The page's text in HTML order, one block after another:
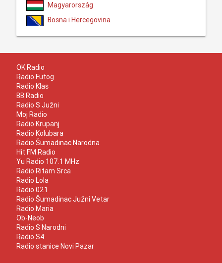
Magyarország
Bosna i Hercegovina
OK Radio
Radio Futog
Radio Klas
BB Radio
Radio S Južni
Moj Radio
Radio Krupanj
Radio Kolubara
Radio Šumadinac Narodna
Hit FM Radio
Yu Radio 107.1 MHz
Radio Ritam Srca
Radio Lola
Radio 021
Radio Šumadinac Južni Vetar
Radio Maria
Ob-Neob
Radio S Narodni
Radio S4
Radio stanice Novi Pazar